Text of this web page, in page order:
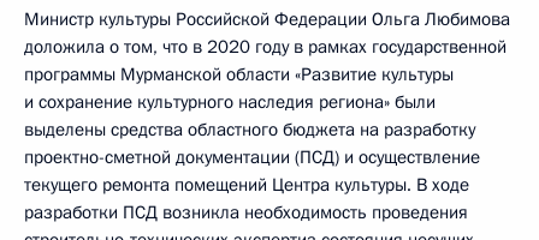
Министр культуры Российской Федерации Ольга Любимова
доложила о том, что в 2020 году в рамках государственной
программы Мурманской области «Развитие культуры
и сохранение культурного наследия региона» были
выделены средства областного бюджета на разработку
проектно-сметной документации (ПСД) и осуществление
текущего ремонта помещений Центра культуры. В ходе
разработки ПСД возникла необходимость проведения